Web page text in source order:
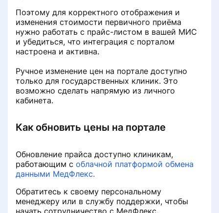
Поэтому для корректного отображения и
изменения стоимости первичного приёма
нужно работать с прайс-листом в вашей МИС
и убедиться, что интеграция с порталом
настроена и активна.
Ручное изменение цен на портале доступно
только для государственных клиник. Это
возможно сделать напрямую из личного
кабинета.
Как обновить цены на портале
Обновление прайса доступно клиникам,
работающим с облачной платформой обмена
данными МедФлекс.
Обратитесь к своему персональному
менеджеру или в службу поддержки, чтобы
начать сотрудничество с МедФлекс.